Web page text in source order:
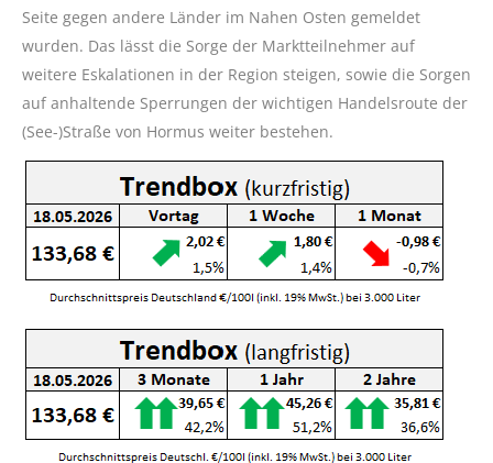
Seite gegen andere Länder im Nahen Osten gemeldet
wurden. Das lässt die Sorge der Marktteilnehmer auf
weitere Eskalationen in der Region steigen, sowie die Sorgen
auf anhaltende Sperrungen der wichtigen Handelsroute der
(See-)Straße von Hormus weiter bestehen.